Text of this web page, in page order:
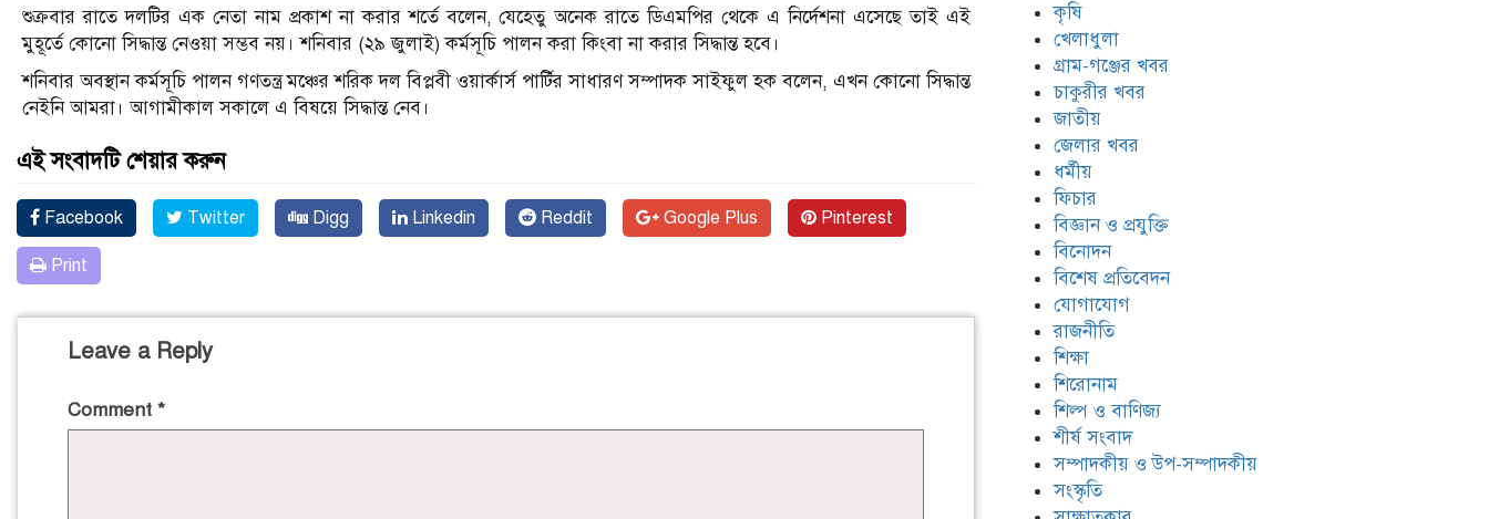
শুক্রবার রাতে দলটির এক নেতা নাম প্রকাশ না করার শর্তে বলেন, যেহেতু অনেক রাতে ডিএমপির থেকে এ নির্দেশনা এসেছে তাই এই
মুহূর্তে কোনো সিদ্ধান্ত নেওয়া সম্ভব নয়। শনিবার (২৯ জুলাই) কর্মসূচি পালন করা কিংবা না করার সিদ্ধান্ত হবে।
শনিবার অবস্থান কর্মসূচি পালন গণতন্ত্র মঞ্চের শরিক দল বিপ্লবী ওয়ার্কার্স পার্টির সাধারণ সম্পাদক সাইফুল হক বলেন, এখন কোনো সিদ্ধান্ত
নেইনি আমরা। আগামীকাল সকালে এ বিষয়ে সিদ্ধান্ত নেব।
এই সংবাদটি শেয়ার করুন
Facebook Twitter Digg Linkedin Reddit Google Plus Pinterest
Print
Leave a Reply
Comment *
কৃষি
খেলাধুলা
গ্রাম-গঞ্জের খবর
চাকুরীর খবর
জাতীয়
জেলার খবর
ধর্মীয়
ফিচার
বিজ্ঞান ও প্রযুক্তি
বিনোদন
বিশেষ প্রতিবেদন
যোগাযোগ
রাজনীতি
শিক্ষা
শিরোনাম
শিল্প ও বাণিজ্য
শীর্ষ সংবাদ
সম্পাদকীয় ও উপ-সম্পাদকীয়
সংস্কৃতি